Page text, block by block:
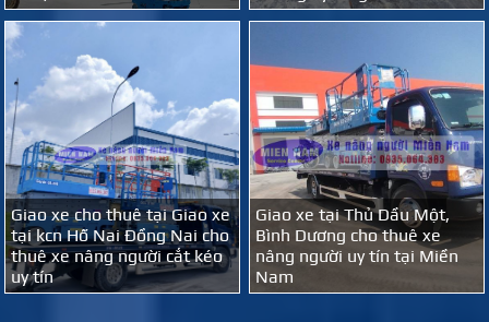
Giao xe cho thuê tại Giao xe
tại kcn Hố Nai Đồng Nai cho
thuê xe nâng người cắt kéo
uy tín
Giao xe tại Thủ Dầu Một,
Bình Dương cho thuê xe
nâng người uy tín tại Miền
Nam